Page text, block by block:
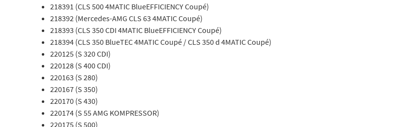
218391 (CLS 500 4MATIC BlueEFFICIENCY Coupé)
218392 (Mercedes-AMG CLS 63 4MATIC Coupé)
218393 (CLS 350 CDI 4MATIC BlueEFFICIENCY Coupé)
218394 (CLS 350 BlueTEC 4MATIC Coupé / CLS 350 d 4MATIC Coupé)
220125 (S 320 CDI)
220128 (S 400 CDI)
220163 (S 280)
220167 (S 350)
220170 (S 430)
220174 (S 55 AMG KOMPRESSOR)
220175 (S 500)